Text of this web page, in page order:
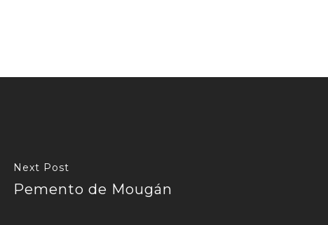
Next Post
Pemento de Mougán